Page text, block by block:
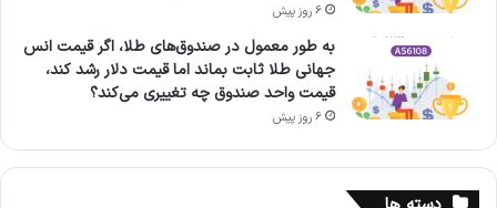
6 روز پیش
به طور معمول در صندوق‌های طلا، اگر قیمت انس
جهانی طلا ثابت بماند اما قیمت دلار رشد کند،
قیمت واحد صندوق چه تغییری می‌کند؟
6 روز پیش